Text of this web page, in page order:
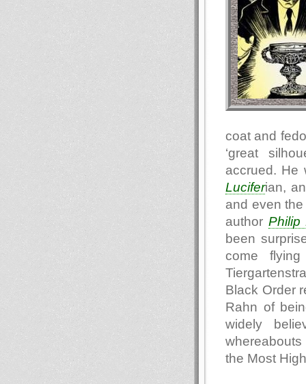
coat and
‘great
accrued. He
Luciferian,
and even
author Philip
been
come
Black Order
Rahn of
widely
the Most